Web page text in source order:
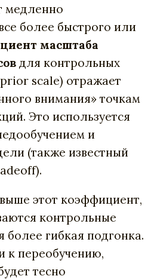
медленно
более быстрого или
масштаба
для контрольных
scale) отражает
внимания» точкам
Это используется
и
(также известный
этот коэффициент,
контрольные
более гибкая подгонка.
к переобучению,
тесно